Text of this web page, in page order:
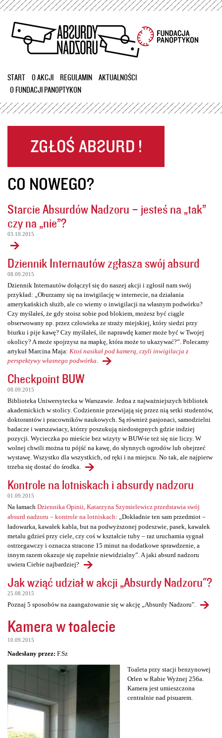
Przejdź
treści
START O AKCJI REGULAMIN
AKTUALNOŚCI
O FUNDACJI PANOPTYKON
CO NOWEGO?
Starcie Absurdów Nadzoru – jesteś na „tak”
czy na „nie”?
03.10.2015
Dziennik Internautów zgłasza swój absurd
08.09.2015
Dziennik Internautów dołączył się do naszej akcji i zgłosił nam swój
przykład: „Oburzamy się na inwigilację w internecie, na działania
amerykańskich służb, ale co wiemy o inwigilacji na własnym podwórku?
Czy myślałeś, że gdy stoisz sobie pod blokiem, możesz być ciągle
obserwowany np. przez człowieka ze straży miejskiej, który siedzi przy
biurku i pije kawę? Czy myślałeś, ile naprawdę kamer może być w Twojej
okolicy? A może spojrzysz na mapkę, która może to ukazywać?”. Polecamy
artykuł Marcina Maja: Ktoś nasikał pod kamerą, czyli inwigilacja z
perspektywy własnego podwórka
Checkpoint BUW
08.09.2015
Biblioteka Uniwersytecka w Warszawie. Jedna z najważniejszych bibliotek
akademickich w stolicy. Codziennie przewijają się przez nią setki studentów,
doktorantów i pracowników naukowych. Są również pasjonaci, samodzielni
badacze i warszawiacy, którzy poszukują niedostępnych gdzie indziej
pozycji. Wycieczka po mieście bez wizyty w BUW-ie też się nie liczy. W
wolnej chwili można tu pójść na kawę, do słynnych ogrodów lub obejrzeć
wystawę. Wszystko dla wszystkich, od ręki i na miejscu. No tak, ale najpierw
trzeba się dostać do środka.
Kontrole na lotniskach i absurdy nadzoru
01.09.2015
Na łamach Dziennika Opinii, Katarzyna Szymielewicz przedstawia swój
absurd nadzoru – kontrole na lotniskach: „Dokładnie ten sam przedmiot –
ładowarka, kawałek kabla, but na podwyższonej podeszwie, pasek, kawałek
metalu gdzieś przy ciele, czy coś w kształcie tuby – raz uruchamia sygnał
ostrzegawczy i oznacza stracone 15 minut na dodatkowe sprawdzenie, a
innym razem okazuje się zupełnie niewidzialny”. A jaki absurd nadzoru
uwiera Ciebie najbardziej?
Jak wziąć udział w akcji „Absurdy Nadzoru"?
25.08.2015
Poznaj 5 sposobów na zaangażowanie się w akcję „Absurdy Nadzoru".
Kamera w toalecie
10.09.2015
Nadesłany przez: F.Sz
Toaleta przy stacji benzynowej
Orlen w Rabie Wyżnej 256a.
Kamera jest umieszczona
centralnie nad pisuarem.